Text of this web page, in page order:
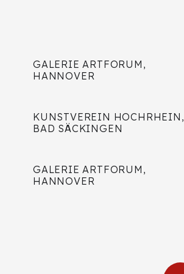
GALERIE ARTFORUM,
HANNOVER
KUNSTVEREIN HOCHRHEIN,
BAD SÄCKINGEN
GALERIE ARTFORUM,
HANNOVER